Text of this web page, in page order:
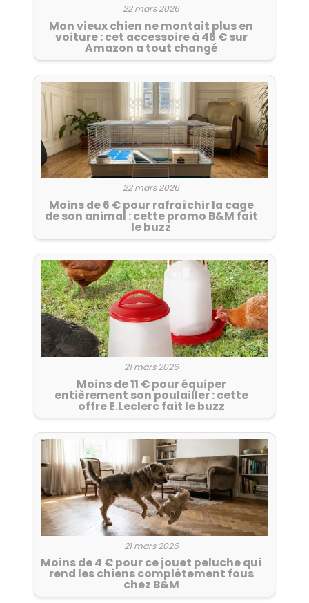
22 mars 2026
Mon vieux chien ne montait plus en
voiture : cet accessoire à 46 € sur
Amazon a tout changé
22 mars 2026
Moins de 6 € pour rafraîchir la cage
de son animal : cette promo B&M fait
le buzz
21 mars 2026
Moins de 11 € pour équiper
entièrement son poulailler : cette
offre E.Leclerc fait le buzz
21 mars 2026
Moins de 4 € pour ce jouet peluche qui
rend les chiens complètement fous
chez B&M